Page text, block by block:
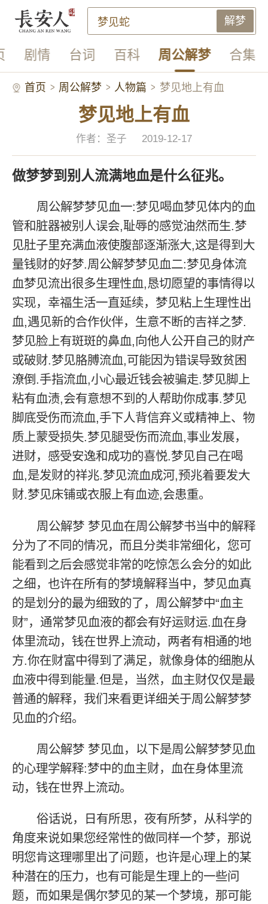
解梦
剧情 台词 百科 周公解梦 合集
首页 周公解梦 人物篇 梦见地上有血
梦见地上有血
作者：圣子 2019-12-17
做梦梦到别人流满地血是什么征兆。
周公解梦梦见血一:梦见喝血梦见体内的血
管和脏器被别人误会,耻辱的感觉油然而生.梦
见肚子里充满血液使腹部逐渐涨大,这是得到大
量钱财的好梦.周公解梦梦见血二:梦见身体流
血梦见流出很多生理性血,恳切愿望的事情得以
实现，幸福生活一直延续，梦见粘上生理性出
血,遇见新的合作伙伴，生意不断的吉祥之梦.
梦见脸上有斑斑的鼻血,向他人公开自己的财产
或破财.梦见胳膊流血,可能因为错误导致贫困
潦倒.手指流血,小心最近钱会被骗走.梦见脚上
粘有血渍,会有意想不到的人帮助你成事.梦见
脚底受伤而流血,手下人背信弃义或精神上、物
质上蒙受损失.梦见腿受伤而流血,事业发展，
进财，感受安逸和成功的喜悦.梦见自己在喝
血,是发财的祥兆.梦见流血成河,预兆着要发大
财.梦见床铺或衣服上有血迹,会患重。
周公解梦 梦见血在周公解梦书当中的解释
分为了不同的情况，而且分类非常细化，您可
能看到之后会感觉非常的吃惊怎么会分的如此
之细，也许在所有的梦境解释当中，梦见血真
的是划分的最为细致的了，周公解梦中“血主
财”，通常梦见血液的都会有好运财运.血在身
体里流动，钱在世界上流动，两者有相通的地
方.你在财富中得到了满足，就像身体的细胞从
血液中得到能量.但是，当然，血主财仅仅是最
普通的解释，我们来看更详细关于周公解梦梦
见血的介绍。
周公解梦 梦见血，以下是周公解梦梦见血
的心理学解释:梦中的血主财，血在身体里流
动，钱在世界上流动。
俗话说，日有所思，夜有所梦，从科学的
角度来说如果您经常性的做同样一个梦，那说
明您肯这理哪里出了问题，也许是心理上的某
种潜在的压力，也有可能是生理上的一些问
题，而如果是偶尔梦见的某一个梦境，那可能